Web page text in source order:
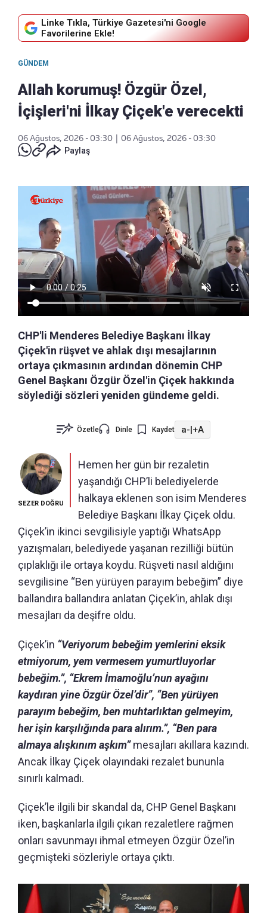
Linke Tıkla, Türkiye Gazetesi'ni Google
Favorilerine Ekle!
GÜNDEM
Allah korumuş! Özgür Özel,
İçişleri'ni İlkay Çiçek'e verecekti
06 Ağustos, 2026 - 03:30
06 Ağustos, 2026 - 03:30
Paylaş
CHP'li Menderes Belediye Başkanı İlkay
Çiçek'in rüşvet ve ahlak dışı mesajlarının
ortaya çıkmasının ardından dönemin CHP
Genel Başkanı Özgür Özel'in Çiçek hakkında
söylediği sözleri yeniden gündeme geldi.
Özetle Dinle Kaydet a-|+A
SEZER DOĞRU
Hemen her gün bir rezaletin
yaşandığı CHP’li belediyelerde
halkaya eklenen son isim Menderes
Belediye Başkanı İlkay Çiçek oldu.
Çiçek’in ikinci sevgilisiyle yaptığı WhatsApp
yazışmaları, belediyede yaşanan rezilliği bütün
çıplaklığı ile ortaya koydu. Rüşveti nasıl aldığını
sevgilisine “Ben yürüyen parayım bebeğim” diye
ballandıra ballandıra anlatan Çiçek’in, ahlak dışı
mesajları da deşifre oldu.
Çiçek’in “Veriyorum bebeğim yemlerini eksik
etmiyorum, yem vermesem yumurtluyorlar
bebeğim.”, “Ekrem İmamoğlu’nun ayağını
kaydıran yine Özgür Özel’dir”, “Ben yürüyen
parayım bebeğim, ben muhtarlıktan gelmeyim,
her işin karşılığında para alırım.”, “Ben para
almaya alışkınım aşkım”mesajları akıllara kazındı.
Ancak İlkay Çiçek olayındaki rezalet bununla
sınırlı kalmadı.
Çiçek’le ilgili bir skandal da, CHP Genel Başkanı
iken, başkanlarla ilgili çıkan rezaletlere rağmen
onları savunmayı ihmal etmeyen Özgür Özel’in
geçmişteki sözleriyle ortaya çıktı.